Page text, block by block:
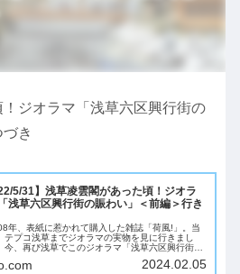
ジオラマ「浅草六区興行街の
き
22/5/31】浅草凌雲閣があった頃！ジオラ
浅草六区興行街の賑わい」＜前編＞行き
年、表紙に惹かれて購入した雑誌「荷風!」。当
テプコ浅草までジオラマの実物を見に行きまし
今、再び浅草でこのジオラマ「浅草六区興行街の
♪雨だけどｗどれだけ写真で見慣れていても、...
2024.02.05